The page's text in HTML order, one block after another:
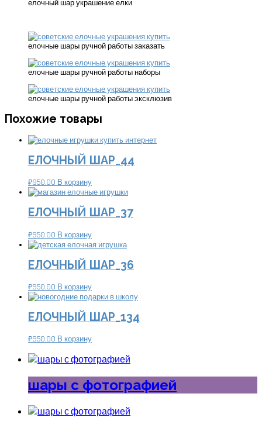
елочный шар украшение елки
елочные шары ручной работы заказать
елочные шары ручной работы наборы
елочные шары ручной работы эксклюзив
Похожие товары
ЕЛОЧНЫЙ ШАР_44
₽950.00 В корзину
ЕЛОЧНЫЙ ШАР_37
₽950.00 В корзину
ЕЛОЧНЫЙ ШАР_36
₽950.00 В корзину
ЕЛОЧНЫЙ ШАР_134
₽950.00 В корзину
шары с фотографией